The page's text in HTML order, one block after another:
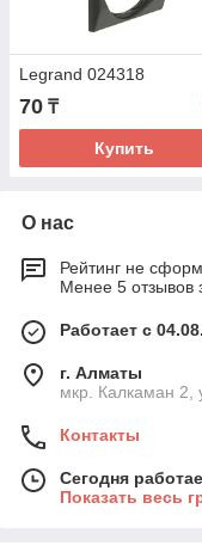
Legrand 024318
70 ₸
Купить
О нас
Рейтинг не
Менее 5 отзывов
Работает с
г. Алматы
мкр. Калкаман
Контакты
Сегодня
Показать весь